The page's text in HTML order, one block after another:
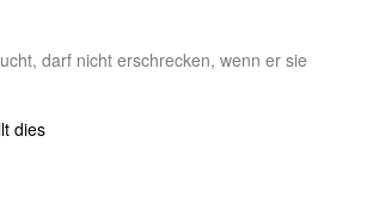
darf nicht erschrecken, wenn er sie
dies